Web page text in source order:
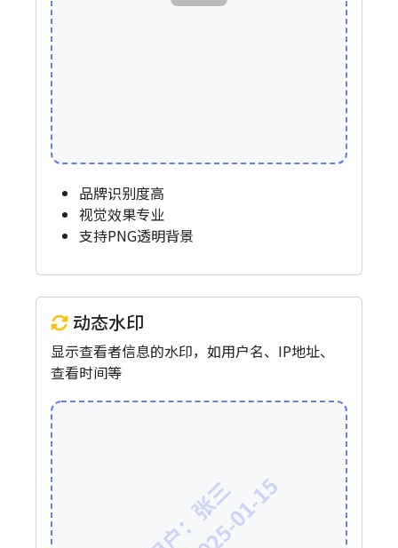
品牌识别度高
视觉效果专业
支持PNG透明背景
动态水印
显示查看者信息的水印，如用户名、IP地址、
查看时间等
用户：张三